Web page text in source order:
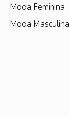
Moda Feminina
Moda Masculina